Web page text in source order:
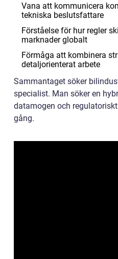
Vana att kommunicera
tekniska beslutsfattare
Förståelse för hur regler
marknader globalt
Förmåga att kombinera
detaljorienterat arbete
Sammantaget söker
specialist. Man söker en
datamogen och
gång.